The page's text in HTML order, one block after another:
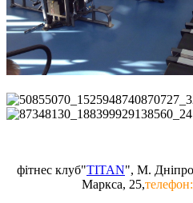
фітнес клуб"TITAN", М.
Маркса, 25,